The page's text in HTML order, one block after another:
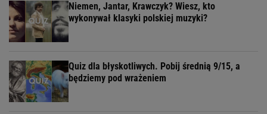
Niemen, Jantar, Krawczyk? Wiesz, kto
wykonywał klasyki polskiej muzyki?
Quiz dla błyskotliwych. Pobij średnią 9/15, a
będziemy pod wrażeniem